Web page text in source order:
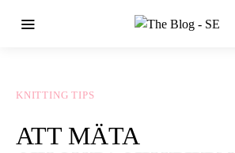
KNITTING TIPS
ATT MÄTA